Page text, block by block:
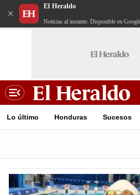
×
El Heraldo
Noticias al instante. Disponible en
Lo último Honduras Sucesos